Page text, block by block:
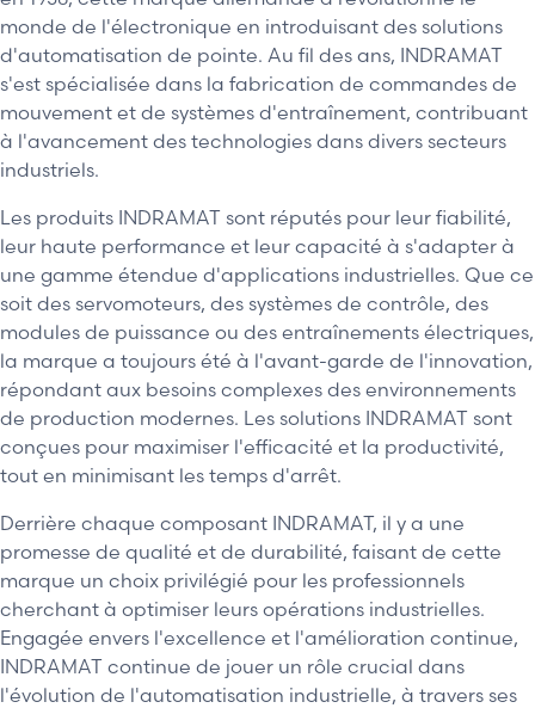
monde de l'électronique en introduisant des solutions
d'automatisation de pointe. Au fil des ans, INDRAMAT
s'est spécialisée dans la fabrication de commandes de
mouvement et de systèmes d'entraînement, contribuant
à l'avancement des technologies dans divers secteurs
industriels.
Les produits INDRAMAT sont réputés pour leur fiabilité,
leur haute performance et leur capacité à s'adapter à
une gamme étendue d'applications industrielles. Que ce
soit des servomoteurs, des systèmes de contrôle, des
modules de puissance ou des entraînements électriques,
la marque a toujours été à l'avant-garde de l'innovation,
répondant aux besoins complexes des environnements
de production modernes. Les solutions INDRAMAT sont
conçues pour maximiser l'efficacité et la productivité,
tout en minimisant les temps d'arrêt.
Derrière chaque composant INDRAMAT, il y a une
promesse de qualité et de durabilité, faisant de cette
marque un choix privilégié pour les professionnels
cherchant à optimiser leurs opérations industrielles.
Engagée envers l'excellence et l'amélioration continue,
INDRAMAT continue de jouer un rôle crucial dans
l'évolution de l'automatisation industrielle, à travers ses